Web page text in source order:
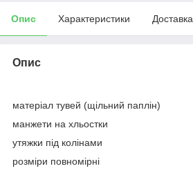
Опис Характеристики Доставка
Опис
матеріал тувей (щільний паплін)
манжети на хльостки
утяжки під колінами
розміри повномірні